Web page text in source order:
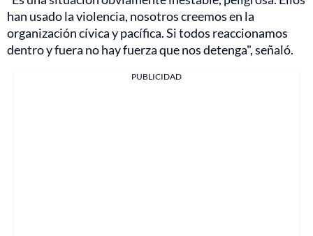
han usado la violencia, nosotros creemos en la
organización cívica y pacífica. Si todos reaccionamos
dentro y fuera no hay fuerza que nos detenga", señaló.
PUBLICIDAD